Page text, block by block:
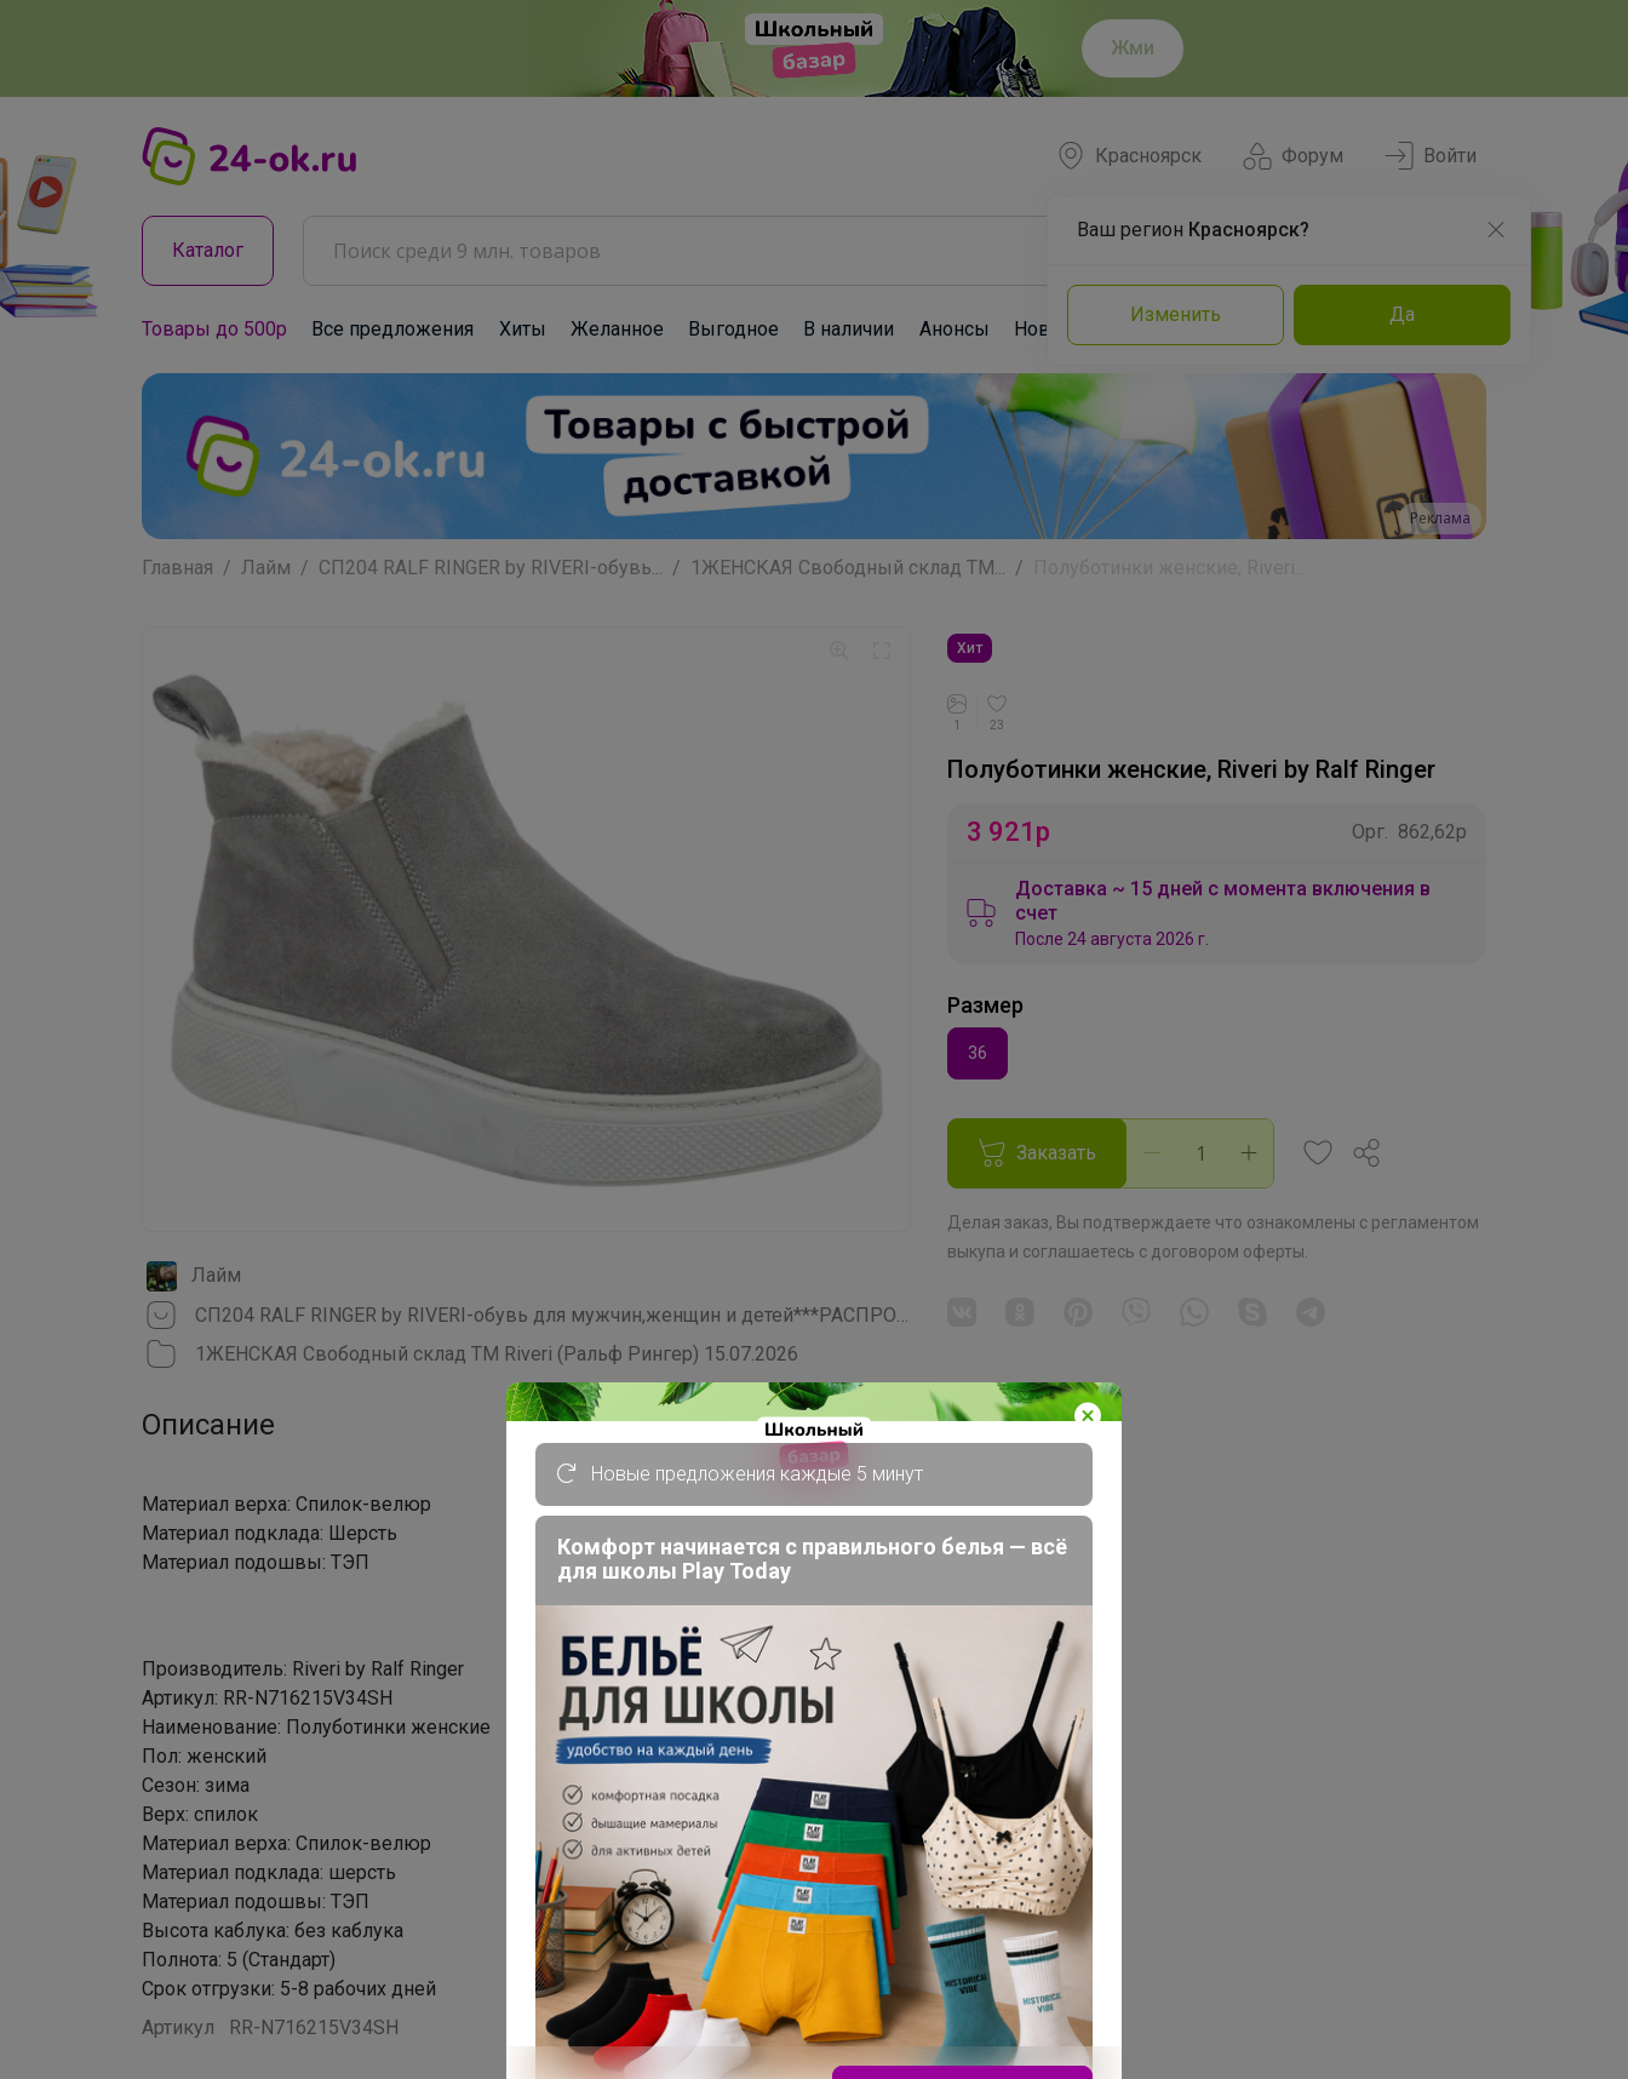
Жми
Форум
Красноярск
Ваш регион Красноярск?
Изменить Да
Войти
Каталог
Товары до 500р Все предложения Хиты Желанное Выгодное В наличии Анонсы Новости Команда Эксперты
Реклама
Главная Лайм СП204 RALF RINGER by RIVERI-обувь... 1ЖЕНСКАЯ Свободный склад ТМ...
Лайм
СП204 RALF RINGER by RIVERI-обувь для мужчин,женщин и детей***РАСПРОДАЖА***
1ЖЕНСКАЯ Свободный склад ТМ Riveri (Ральф Рингер) 15.07.2026
Описание
Материал верха: Спилок-велюр
Материал подклада: Шерсть
Материал подошвы: ТЭП
Производитель: Riveri by Ralf Ringer
Артикул: RR-N716215V34SH
Наименование: Полуботинки женские
Пол: женский
Сезон: зима
Верх: спилок
Материал верха: Спилок-велюр
Материал подклада: шерсть
Материал подошвы: ТЭП
Высота каблука: без каблука
Полнота: 5 (Стандарт)
Срок отгрузки: 5-8 рабочих дней
Артикул
RR-N716215V34SH
Хит
1 23
Полуботинки женские, Riveri by Ralf Ringer
3 921 р Орг. 862,62р
Доставка ~ 15 дней с момента включения в
счет
После 24 августа 2026 г.
Размер
36
Заказать
Делая заказ, Вы подтверждаете что ознакомлены с регламентом
выкупа и соглашаетесь с договором оферты
Новые предложения каждые 5 минут
Комфорт начинается с правильного белья — всё
для школы Play Today